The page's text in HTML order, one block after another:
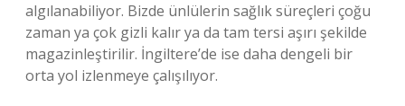
algılanabiliyor. Bizde ünlülerin sağlık süreçleri çoğu
zaman ya çok gizli kalır ya da tam tersi aşırı şekilde
magazinleştirilir. İngiltere’de ise daha dengeli bir
orta yol izlenmeye çalışılıyor.